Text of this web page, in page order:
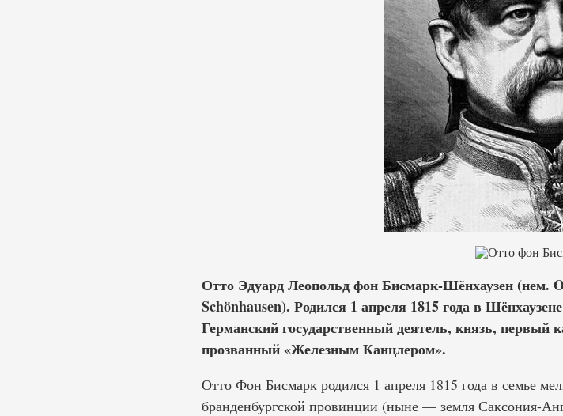
Отто Эдуард Леопольд фон Бисмарк-Шёнхаузен (нем.
Schönhausen). Родился 1 апреля 1815 года в
Германский государственный деятель, князь, первый
прозванный «Железным Канцлером».
Отто Фон Бисмарк родился 1 апреля 1815 года в семье
бранденбургской провинции (ныне — земля Саксония-